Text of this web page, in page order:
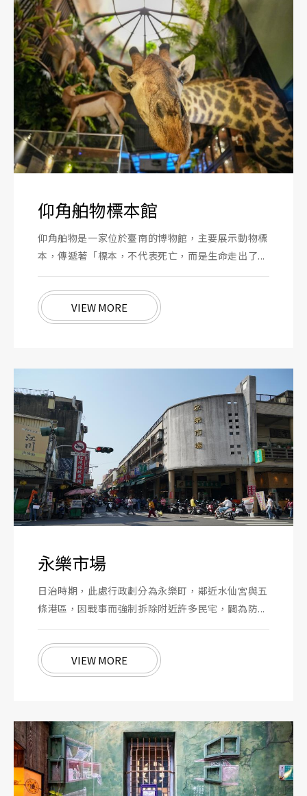
仰角舶物標本館
仰角舶物是一家位於臺南的博物館，主要展示動物標
本，傳遞著「標本，不代表死亡，而是生命走出了...
VIEW MORE
永樂市場
日治時期，此處行政劃分為永樂町，鄰近水仙宮與五
條港區，因戰事而強制拆除附近許多民宅，闢為防...
VIEW MORE